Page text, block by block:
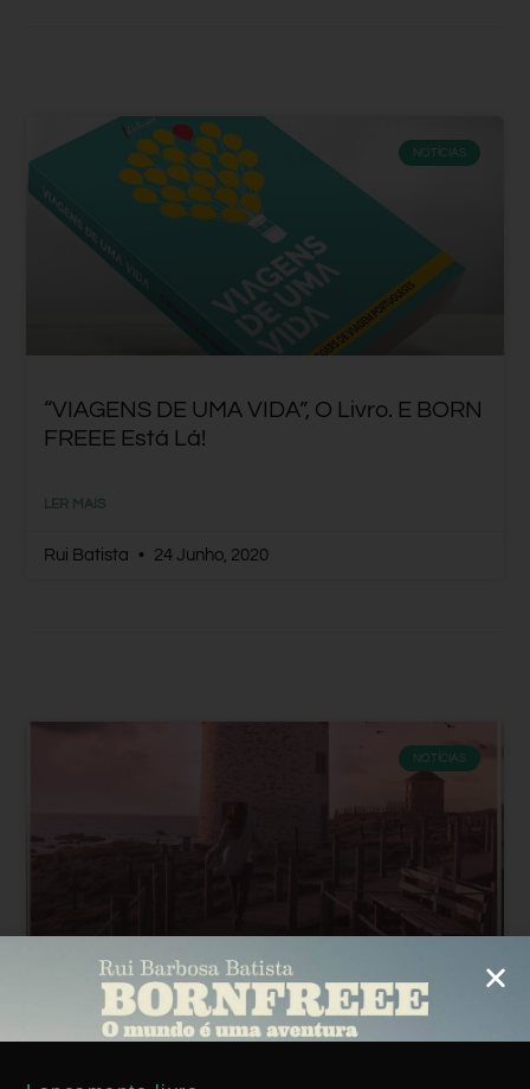
NOTÍCIAS
“VIAGENS DE UMA VIDA”, O Livro. E BORN
FREEE Está Lá!
LER MAIS
Rui Batista 24 Junho, 2020
NOTÍCIAS
#EuFicoEmPortugal Conta Com O BORN
FREEE. E Contigo?